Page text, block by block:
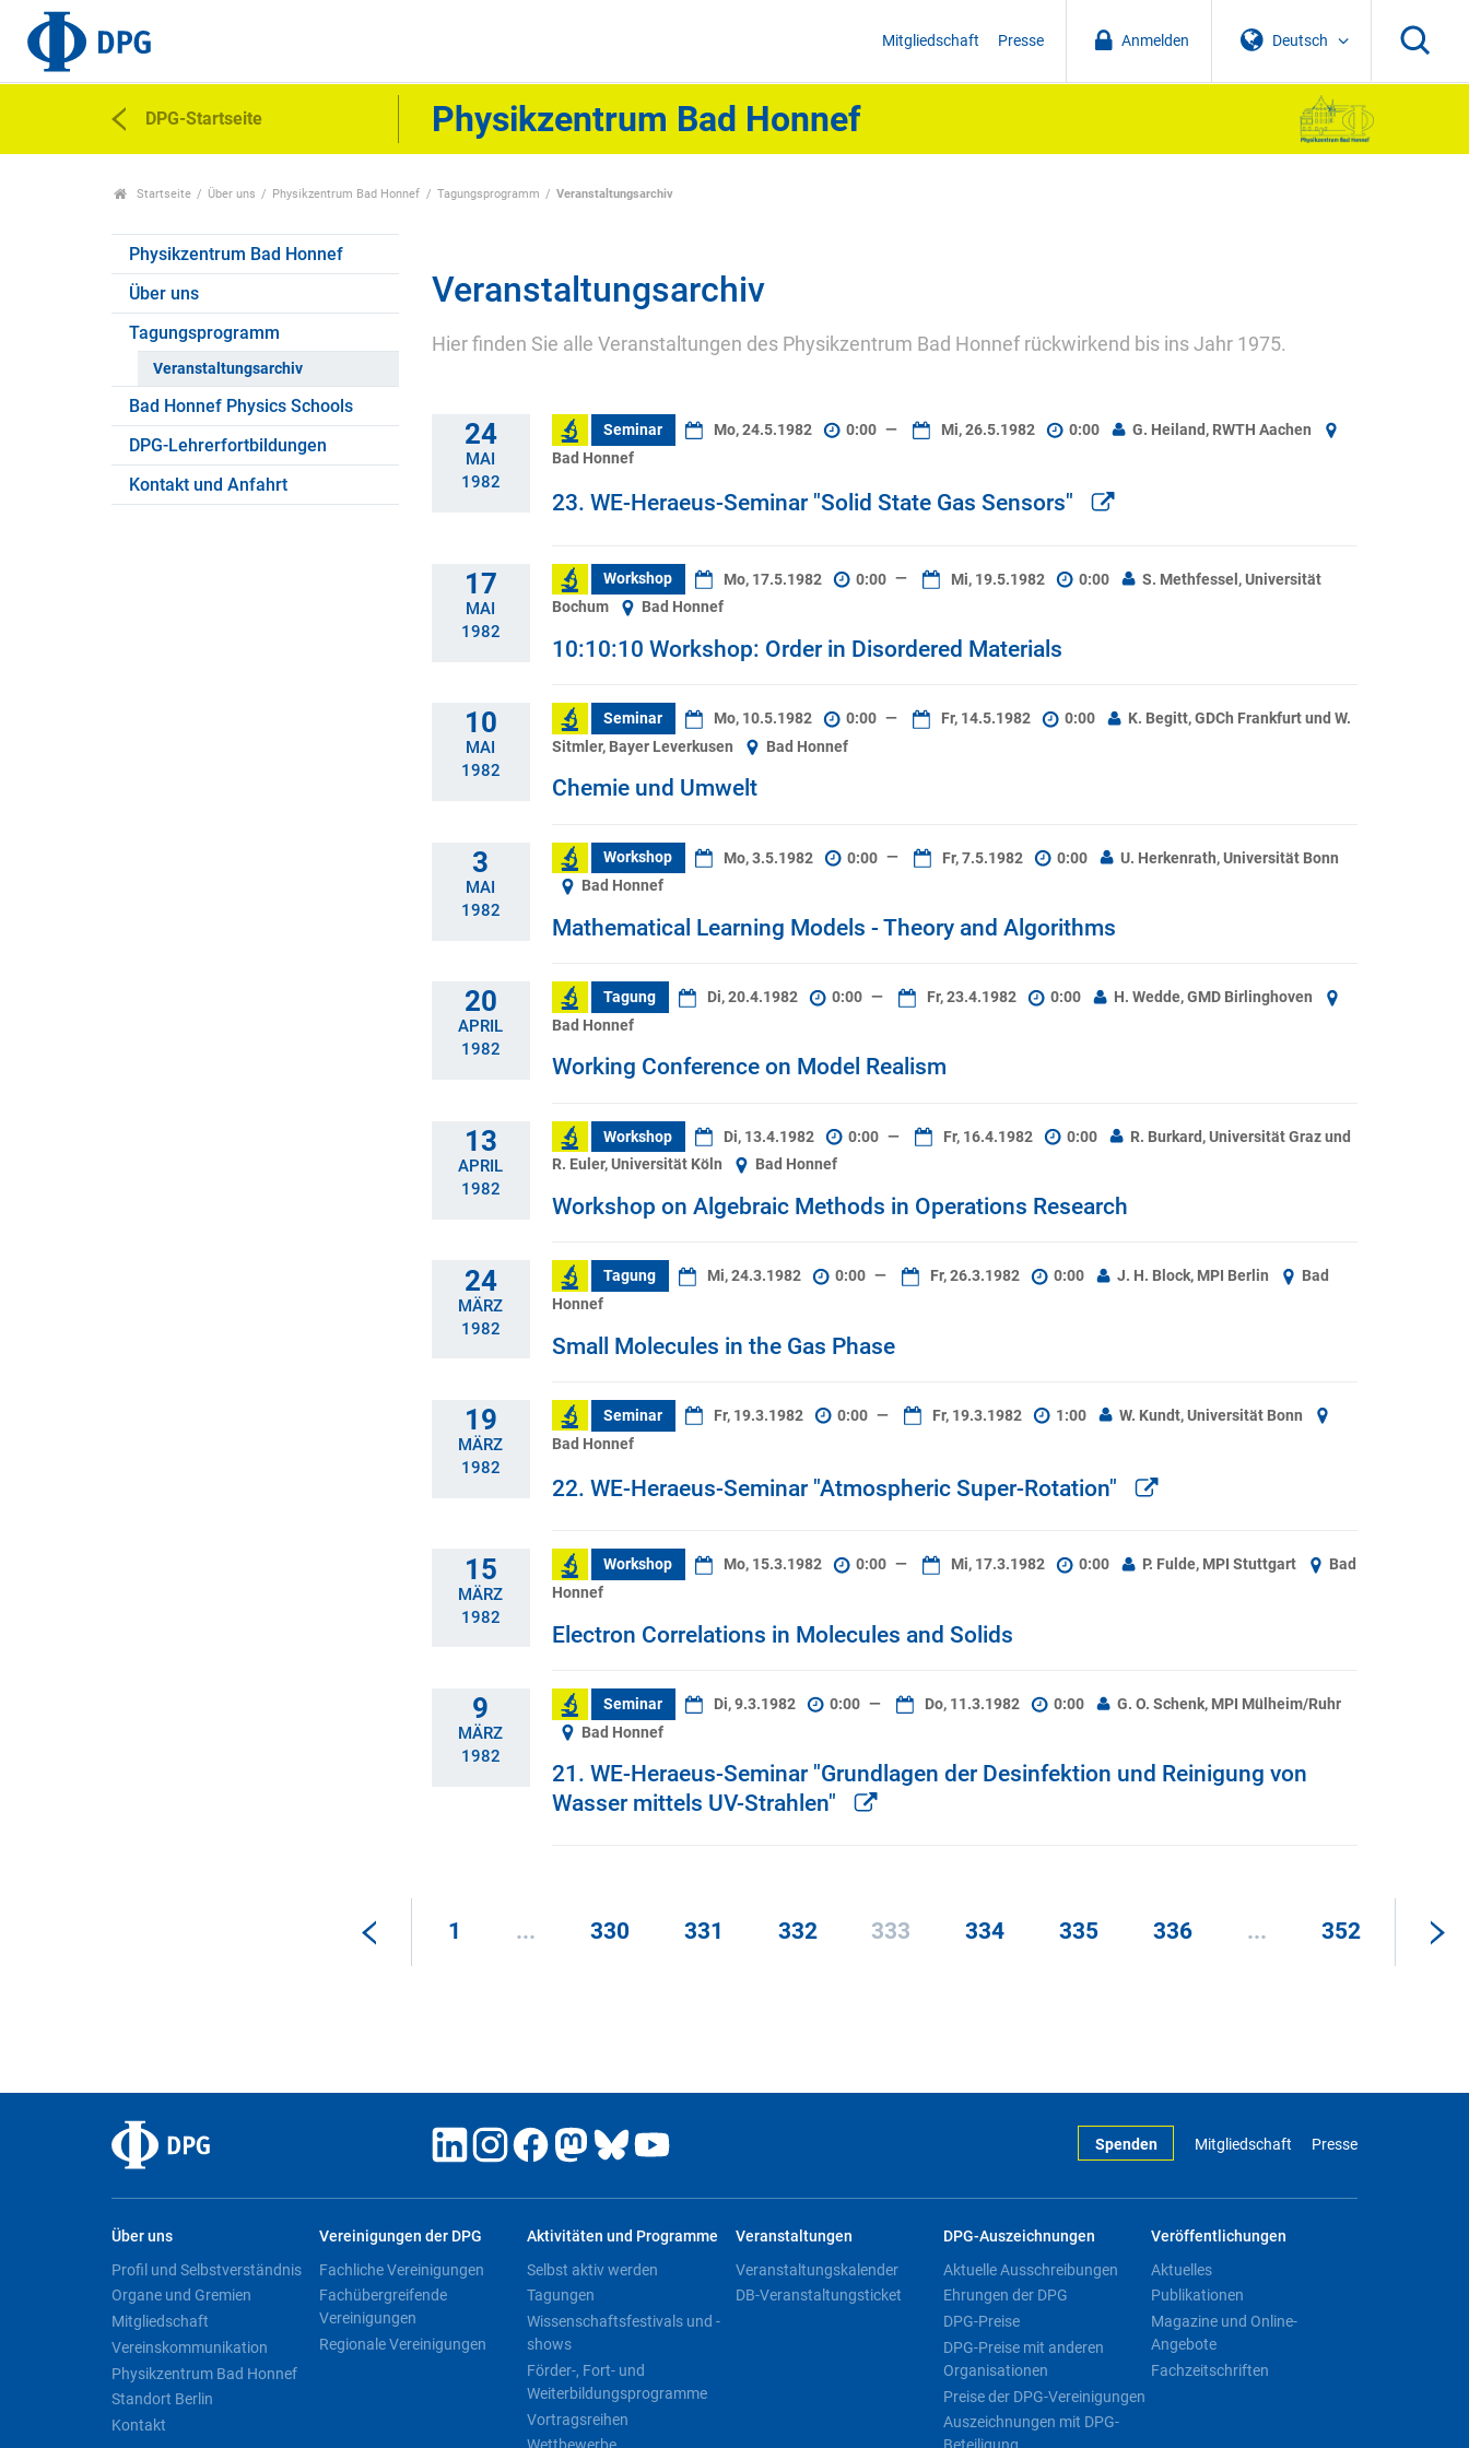
Deutsch
Anmelden
Mitgliedschaft Presse
DPG-Startseite Physikzentrum Bad Honnef
Startseite Über uns Physikzentrum Bad Honnef Tagungsprogramm Veranstaltungsarchiv
Physikzentrum Bad Honnef
Über uns
Tagungsprogramm
Veranstaltungsarchiv
Bad Honnef Physics Schools
DPG-Lehrerfortbildungen
Kontakt und Anfahrt
Veranstaltungsarchiv
Hier finden Sie alle Veranstaltungen des Physikzentrum Bad Honnef rückwirkend bis ins Jahr 1975.
24
MAI
1982
Seminar Mo, 24.5.1982 0:00 — Mi, 26.5.1982 0:00
G. Heiland, RWTH Aachen
Bad Honnef
23. WE-Heraeus-Seminar "Solid State Gas Sensors"
17
MAI
1982
Workshop Mo, 17.5.1982 0:00 — Mi, 19.5.1982 0:00
S. Methfessel, Universität
Bochum
Bad Honnef
10:10:10 Workshop: Order in Disordered Materials
10
MAI
1982
Seminar Mo, 10.5.1982 0:00 — Fr, 14.5.1982 0:00
K. Begitt, GDCh Frankfurt und W.
Sitmler, Bayer Leverkusen
Bad Honnef
Chemie und Umwelt
3
MAI
1982
Workshop Mo, 3.5.1982 0:00 — Fr, 7.5.1982 0:00
U. Herkenrath, Universität Bonn
Bad Honnef
Mathematical Learning Models - Theory and Algorithms
20
APRIL
1982
Tagung Di, 20.4.1982 0:00 — Fr, 23.4.1982 0:00
H. Wedde, GMD Birlinghoven
Bad Honnef
Working Conference on Model Realism
13
APRIL
1982
Workshop Di, 13.4.1982 0:00 — Fr, 16.4.1982 0:00
R. Burkard, Universität Graz und
R. Euler, Universität Köln
Bad Honnef
Workshop on Algebraic Methods in Operations Research
24
MÄRZ
1982
Tagung Mi, 24.3.1982 0:00 — Fr, 26.3.1982 0:00 J. H. Block, MPI Berlin
Bad
Honnef
Small Molecules in the Gas Phase
19
MÄRZ
1982
Seminar Fr, 19.3.1982 0:00 — Fr, 19.3.1982 1:00
W. Kundt, Universität Bonn
Bad Honnef
22. WE-Heraeus-Seminar "Atmospheric Super-Rotation"
15
MÄRZ
1982
Workshop Mo, 15.3.1982 0:00 — Mi, 17.3.1982 0:00 P. Fulde, MPI Stuttgart
Bad
Honnef
Electron Correlations in Molecules and Solids
9
MÄRZ
1982
Seminar Di, 9.3.1982 0:00 — Do, 11.3.1982 0:00
G. O. Schenk, MPI Mülheim/Ruhr
Bad Honnef
21. WE-Heraeus-Seminar "Grundlagen der Desinfektion und Reinigung von
Wasser mittels UV-Strahlen"
1 ... 330 331 332 333 334 335 336 ... 352
Spenden Mitgliedschaft Presse
Über uns
Profil und Selbstverständnis
Organe und Gremien
Mitgliedschaft
Vereinskommunikation
Physikzentrum Bad Honnef
Standort Berlin
Kontakt
Vereinigungen der DPG
Fachliche Vereinigungen
Fachübergreifende
Vereinigungen
Regionale Vereinigungen
Aktivitäten und Programme
Selbst aktiv werden
Tagungen
Wissenschaftsfestivals und -
shows
Förder-, Fort- und
Weiterbildungsprogramme
Vortragsreihen
Veranstaltungen
Veranstaltungskalender
DB-Veranstaltungsticket
DPG-Auszeichnungen
Aktuelle Ausschreibungen
Ehrungen der DPG
DPG-Preise
DPG-Preise mit anderen
Organisationen
Preise der DPG-Vereinigungen
Auszeichnungen mit DPG-
Veröffentlichungen
Aktuelles
Publikationen
Magazine und Online-
Angebote
Fachzeitschriften